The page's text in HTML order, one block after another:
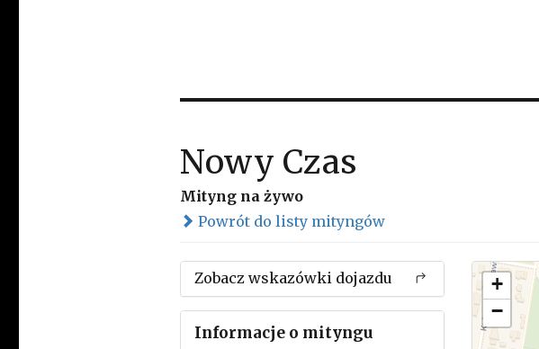
Nowy Czas
Mityng na żywo
Powrót do listy mityngów
Zobacz wskazówki dojazdu
Informacje o mityngu
+
−